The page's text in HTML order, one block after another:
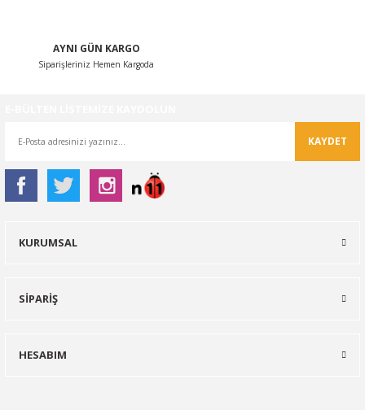
AYNI GÜN KARGO
Siparişleriniz Hemen Kargoda
KAYDET
KURUMSAL
SİPARİŞ
HESABIM